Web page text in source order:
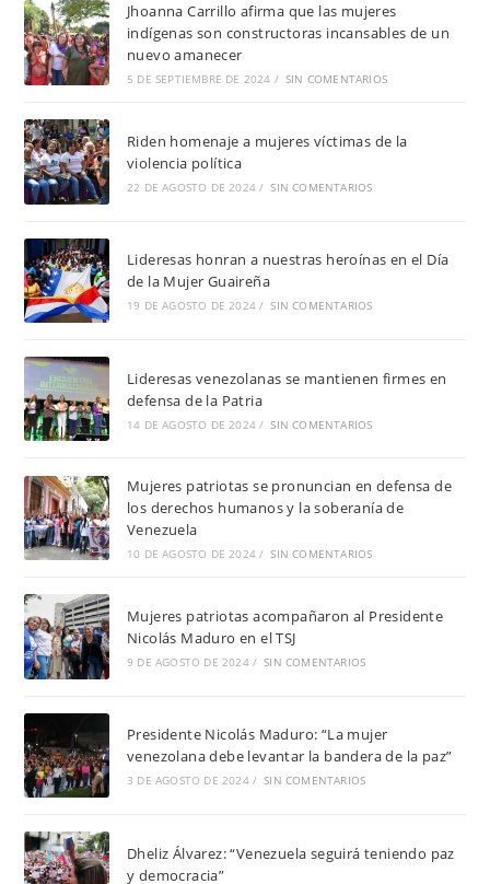
Jhoanna Carrillo afirma que las mujeres
indígenas son constructoras incansables de un
nuevo amanecer
5 DE SEPTIEMBRE DE 2024 / SIN COMENTARIOS
Riden homenaje a mujeres víctimas de la
violencia política
22 DE AGOSTO DE 2024 / SIN COMENTARIOS
Lideresas honran a nuestras heroínas en el Día
de la Mujer Guaireña
19 DE AGOSTO DE 2024 / SIN COMENTARIOS
Lideresas venezolanas se mantienen firmes en
defensa de la Patria
14 DE AGOSTO DE 2024 / SIN COMENTARIOS
Mujeres patriotas se pronuncian en defensa de
los derechos humanos y la soberanía de
Venezuela
10 DE AGOSTO DE 2024 / SIN COMENTARIOS
Mujeres patriotas acompañaron al Presidente
Nicolás Maduro en el TSJ
9 DE AGOSTO DE 2024 / SIN COMENTARIOS
Presidente Nicolás Maduro: “La mujer
venezolana debe levantar la bandera de la paz”
3 DE AGOSTO DE 2024 / SIN COMENTARIOS
Dheliz Álvarez: “Venezuela seguirá teniendo paz
y democracia”